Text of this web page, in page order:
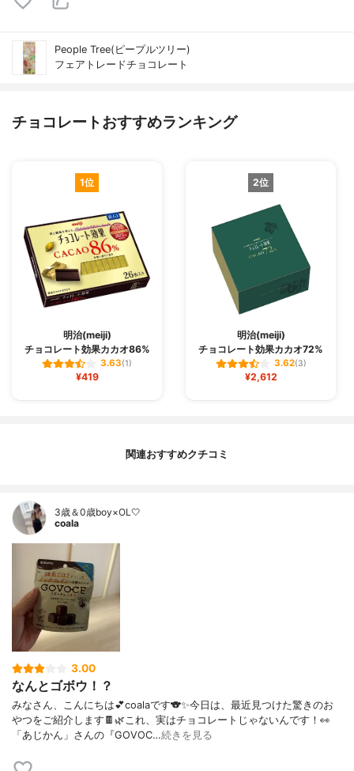
People Tree(ピープルツリー)
フェアトレードチョコレート
チョコレートおすすめランキング
1位
明治(meiji)
チョコレート効果カカオ86%
3.63(1)
¥419
2位
明治(meiji)
チョコレート効果カカオ72%
3.62(3)
¥2,612
関連おすすめクチコミ
3歳＆0歳boy×OL🤍
coala
3.00
なんとゴボウ！？
みなさん、こんにちは💕coalaです🐨✨今日は、最近見つけた驚きのお
やつをご紹介します🍫🌿これ、実はチョコレートじゃないんです！👀
「あじかん」さんの『GOVOC…続きを見る